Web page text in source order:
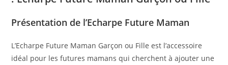
Présentation de l’Echarpe Future Maman
L’Echarpe Future Maman Garçon ou Fille est l’accessoire
idéal pour les futures mamans qui cherchent à ajouter une